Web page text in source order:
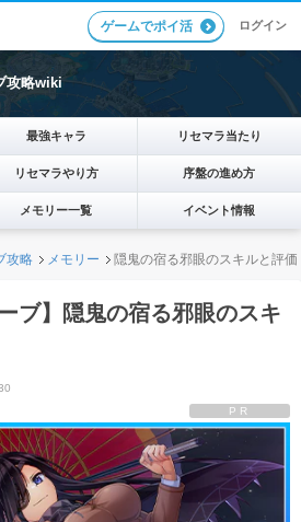
ゲームでポイ活 ログイン
攻略wiki
最強キャラ リセマラ当たり
リセマラやり方 序盤の進め方
メモリー一覧 イベント情報
攻略 メモリー 隠鬼の宿る邪眼のスキルと評価
ブ】隠鬼の宿る邪眼のスキ
PR